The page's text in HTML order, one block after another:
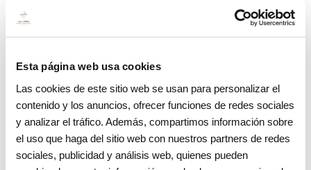
Esta página web usa cookies
Las cookies de este sitio web se usan para personalizar el
contenido y los anuncios, ofrecer funciones de redes sociales
y analizar el tráfico. Además, compartimos información sobre
el uso que haga del sitio web con nuestros partners de redes
sociales, publicidad y análisis web, quienes pueden
cualquier signo de movimiento o
3. Irritación en las encías
Algunos dientes neonatales pueden irritar
las encías del bebé, causando hinchazón o
enrojecimiento. Aunque esto es
generalmente temporal, puede causar